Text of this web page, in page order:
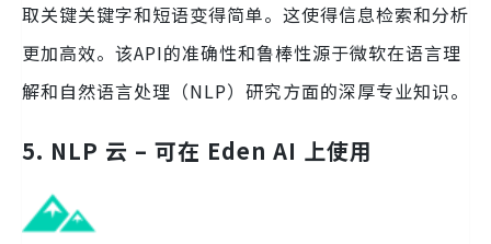
取关键关键字和短语变得简单。这使得信息检索和分析
更加高效。该API的准确性和鲁棒性源于微软在语言理
解和自然语言处理（NLP）研究方面的深厚专业知识。
5. NLP 云 – 可在 Eden AI 上使用